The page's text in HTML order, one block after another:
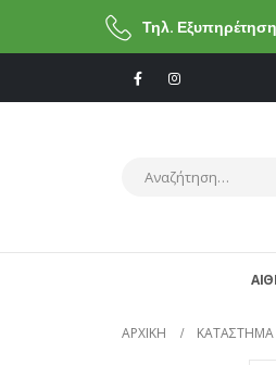
Τηλ.
ΑΡΧΙΚΗ ΚΑΤΆΣΤΗΜΑ